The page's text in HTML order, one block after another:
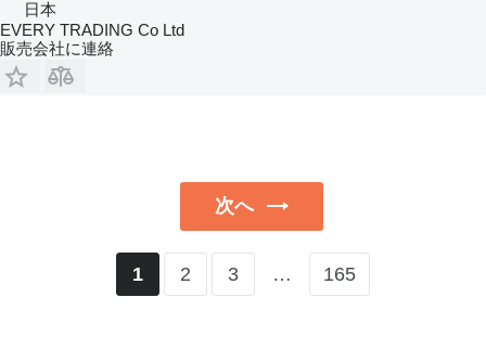
日本
EVERY TRADING Co Ltd
販売会社に連絡
次へ
1 2 3 … 165